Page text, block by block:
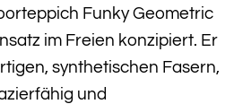
Funky Geometric
im Freien konzipiert. Er
synthetischen Fasern,
und